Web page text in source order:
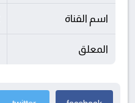
اسم القناة
المعلق